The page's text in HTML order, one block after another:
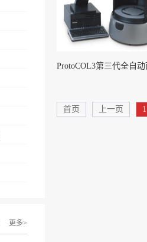
更多>
首页 上一页 1